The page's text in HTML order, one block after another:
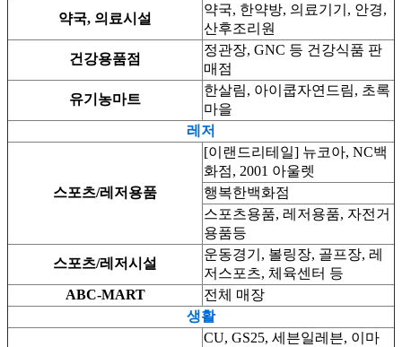
약국, 의료시설
약국, 한약방, 의료기기, 안경,
산후조리원
건강용품점
정관장, GNC 등 건강식품 판
매점
유기농마트
한살림, 아이쿱자연드림, 초록
마을
레저
스포츠/레저용품
[이랜드리테일] 뉴코아, NC백
화점, 2001 아울렛
행복한백화점
스포츠용품, 레저용품, 자전거
용품등
스포츠/레저시설
운동경기, 볼링장, 골프장, 레
저스포츠, 체육센터 등
ABC-MART
전체 매장
생활
CU, GS25, 세븐일레븐, 이마